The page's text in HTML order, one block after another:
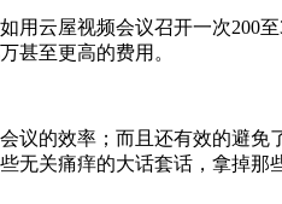
云屋视频会议召开一次200
甚至更高的费用。
议的效率；而且还有效的避
关痛痒的大话套话，拿掉